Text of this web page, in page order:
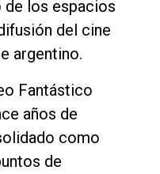
de los espacios
del cine
argentino.
Fantástico
años de
como
de